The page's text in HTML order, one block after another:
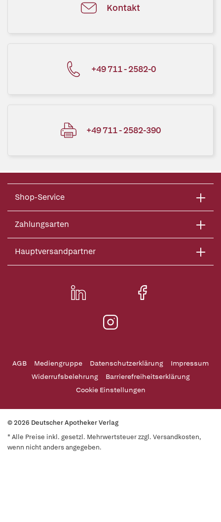
Kontakt
+49 711 - 2582-0
+49 711 - 2582-390
Shop-Service
Zahlungsarten
Hauptversandpartner
AGB Mediengruppe Datenschutzerklärung
Impressum
Widerrufsbelehrung
Barrierefreiheitserklärung
Cookie Einstellungen
© 2026 Deutscher Apotheker Verlag
* Alle Preise inkl. gesetzl. Mehrwertsteuer zzgl. Versandkosten,
wenn nicht anders angegeben.